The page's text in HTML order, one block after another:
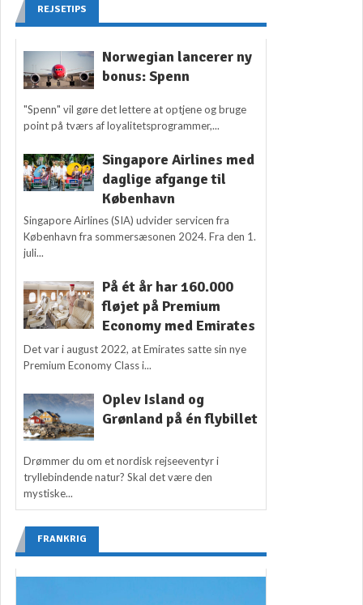
REJSETIPS
Norwegian lancerer ny
bonus: Spenn
"Spenn" vil gøre det lettere at optjene og bruge
point på tværs af loyalitetsprogrammer,...
Singapore Airlines med
daglige afgange til
København
Singapore Airlines (SIA) udvider servicen fra
København fra sommersæsonen 2024. Fra den 1.
juli...
På ét år har 160.000
fløjet på Premium
Economy med Emirates
Det var i august 2022, at Emirates satte sin nye
Premium Economy Class i...
Oplev Island og
Grønland på én flybillet
Drømmer du om et nordisk rejseeventyr i
tryllebindende natur? Skal det være den
mystiske...
FRANKRIG